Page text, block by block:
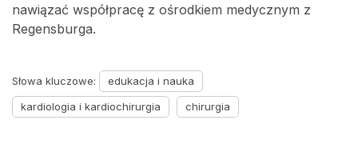
nawiązać współpracę z ośrodkiem medycznym z
Regensburga.
Słowa kluczowe:
edukacja i nauka
kardiologia i kardiochirurgia
chirurgia